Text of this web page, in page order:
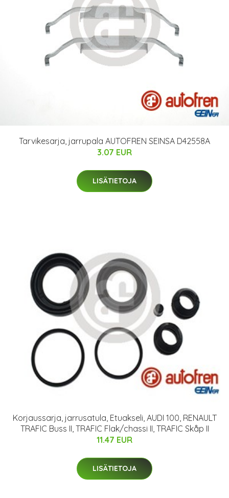
Tarvikesarja, jarrupala AUTOFREN SEINSA D42558A
3.07 EUR
LISÄTIETOJA
Korjaussarja, jarrusatula, Etuakseli, AUDI 100, RENAULT
TRAFIC Buss II, TRAFIC Flak/chassi II, TRAFIC Skåp II
11.47 EUR
LISÄTIETOJA